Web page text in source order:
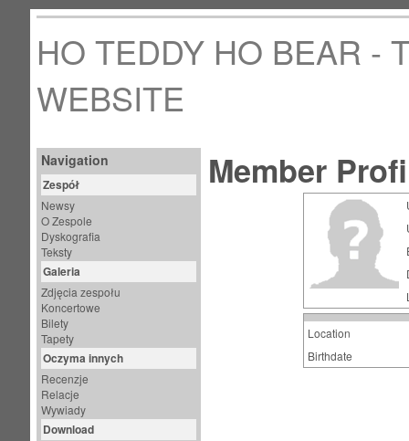
HO TEDDY HO BEAR -
WEBSITE
Navigation
Zespół
Newsy
O Zespole
Dyskografia
Teksty
Galeria
Zdjęcia zespołu
Koncertowe
Bilety
Tapety
Oczyma innych
Recenzje
Relacje
Wywiady
Download
Member
Location
Birthdate